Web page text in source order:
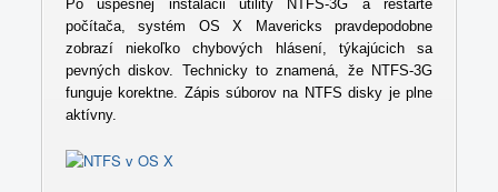
Po úspešnej inštalácii utility NTFS-3G a reštarte
počítača, systém OS X Mavericks pravdepodobne
zobrazí niekoľko chybových hlásení, týkajúcich sa
pevných diskov. Technicky to znamená, že NTFS-3G
funguje korektne. Zápis súborov na NTFS disky je plne
aktívny.